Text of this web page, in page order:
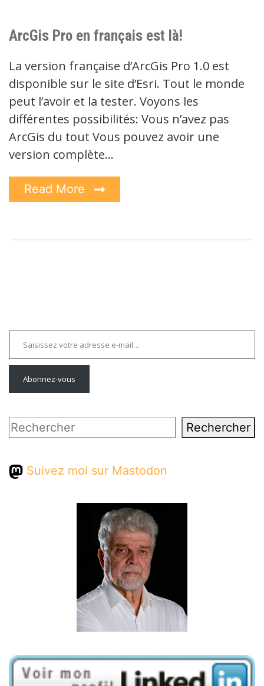
ArcGis Pro en français est là!
La version française d’ArcGis Pro 1.0 est
disponible sur le site d’Esri. Tout le monde
peut l’avoir et la tester. Voyons les
différentes possibilités: Vous n’avez pas
ArcGis du tout Vous pouvez avoir une
version complète…
Read More
Saisissez votre adresse e-mail…
Abonnez-vous
Rechercher Rechercher
Suivez moi sur Mastodon